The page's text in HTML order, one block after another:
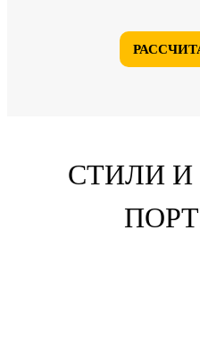
СТИЛИ